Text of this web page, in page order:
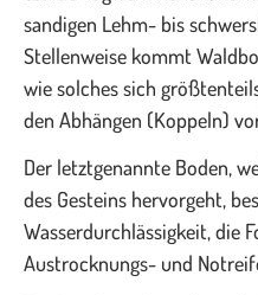
sandigen Lehm- bis
Stellenweise kommt
wie solches sich
den Abhängen (Koppeln)
Der letztgenannte Boden,
des Gesteins hervorgeht,
Wasserdurchlässigkeit, die
Austrocknungs- und